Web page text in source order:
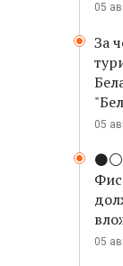
05
За
05
05